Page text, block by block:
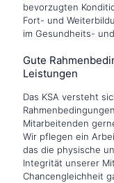
bevorzugten
Fort- und
im Gesundheits-
Gute
Leistungen
Das KSA versteht
Mitarbeitenden
Wir pflegen ein
das die physische
Integrität unserer
Chancengleichheit